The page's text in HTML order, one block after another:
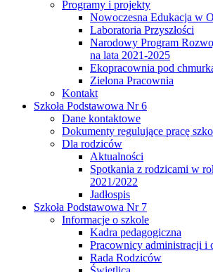
Programy i projekty
Nowoczesna Edukacja w
Laboratoria Przyszłości
Narodowy Program
na lata 2021-2025
Ekopracownia pod
Zielona Pracownia
Kontakt
Szkoła Podstawowa Nr 6
Dane kontaktowe
Dokumenty regulujące pracę
Dla rodziców
Aktualności
Spotkania z rodzicami w
2021/2022
Jadłospis
Szkoła Podstawowa Nr 7
Informacje o szkole
Kadra pedagogiczna
Pracownicy administracji i
Rada Rodziców